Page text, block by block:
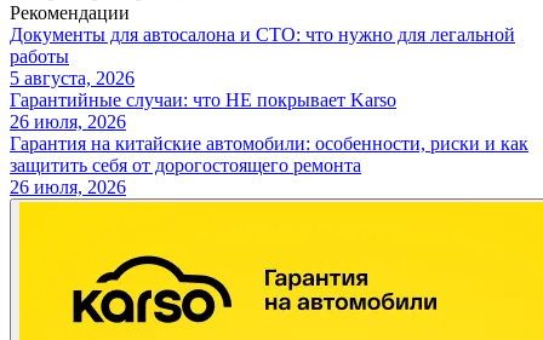
Рекомендации
Документы для автосалона и СТО: что нужно для легальной
работы
5 августа, 2026
Гарантийные случаи: что НЕ покрывает Karso
26 июля, 2026
Гарантия на китайские автомобили: особенности, риски и как
защитить себя от дорогостоящего ремонта
26 июля, 2026